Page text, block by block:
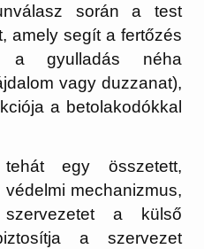
során a test
amely segít a fertőzés
a gyulladás néha
vagy duzzanat),
a betolakodókkal
egy összetett,
mechanizmus,
a külső
a szervezet